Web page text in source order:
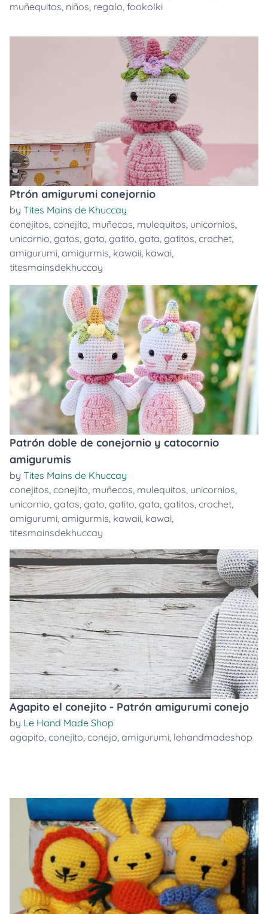
muñequitos, niños, regalo, fookolki
Ptrón amigurumi conejornio
by Tites Mains de Khuccay
conejitos, conejito, muñecos, mulequitos, unicornios,
unicornio, gatos, gato, gatito, gata, gatitos, crochet,
amigurumi, amigurmis, kawaii, kawai,
titesmainsdekhuccay
Patrón doble de conejornio y catocornio
amigurumis
by Tites Mains de Khuccay
conejitos, conejito, muñecos, mulequitos, unicornios,
unicornio, gatos, gato, gatito, gata, gatitos, crochet,
amigurumi, amigurmis, kawaii, kawai,
titesmainsdekhuccay
Agapito el conejito - Patrón amigurumi conejo
by Le Hand Made Shop
agapito, conejito, conejo, amigurumi, lehandmadeshop